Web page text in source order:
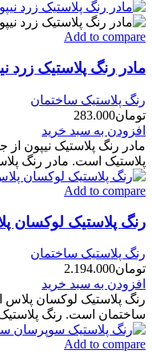
Add to compare
مادر رنگ پلاستیک زرد نیپون 940
رنگ پلاستیک ساختمان
تومان283.000
افزودن به سبد خرید
مادر رنگ پلاستیک نیپون
پلاستیک است. مادر رنگ
Add to compare
رنگ پلاستیک لوکسان
رنگ پلاستیک ساختمان
تومان2.194.000
افزودن به سبد خرید
رنگ پلاستیک لوکسان پلاس
ساختمان است. رنگ
Add to compare